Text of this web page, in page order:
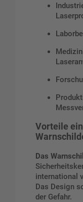
Vorteile
Das
international
Das Design
der Gefahr.